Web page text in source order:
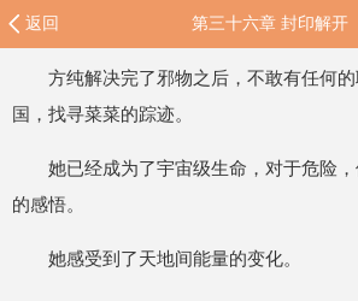
返回 第三十六章 封印解开
方纯解决完了邪物之后，不敢有任何
国，找寻菜菜的踪迹。
她已经成为了宇宙级生命，对于危险
的感悟。
她感受到了天地间能量的变化。